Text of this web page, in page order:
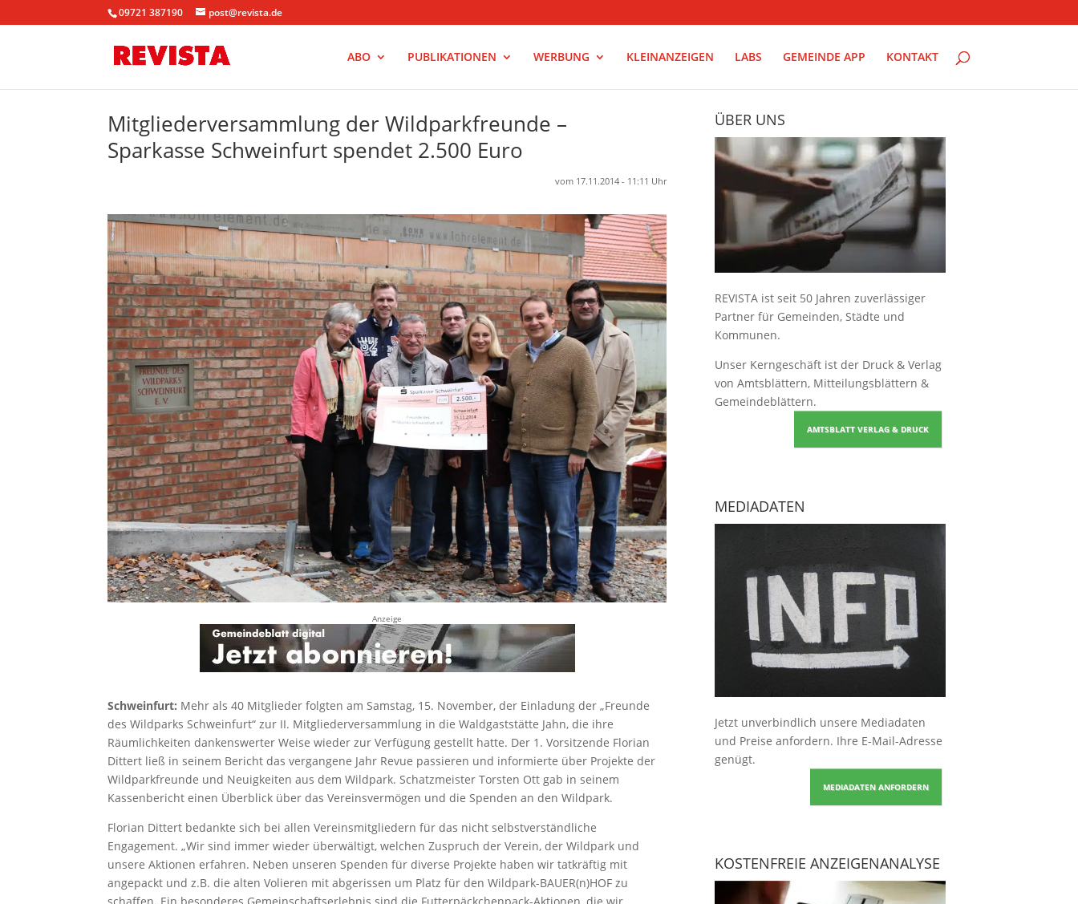
09721 387190 post@revista.de
ABO PUBLIKATIONEN WERBUNG KLEINANZEIGEN LABS GEMEINDE APP KONTAKT
Mitgliederversammlung der Wildparkfreunde –
Sparkasse Schweinfurt spendet 2.500 Euro
vom 17.11.2014 - 11:11 Uhr
Anzeige
Schweinfurt: Mehr als 40 Mitglieder folgten am Samstag, 15. November, der Einladung der „Freunde
des Wildparks Schweinfurt“ zur II. Mitgliederversammlung in die Waldgaststätte Jahn, die ihre
Räumlichkeiten dankenswerter Weise wieder zur Verfügung gestellt hatte. Der 1. Vorsitzende Florian
Dittert ließ in seinem Bericht das vergangene Jahr Revue passieren und informierte über Projekte der
Wildparkfreunde und Neuigkeiten aus dem Wildpark. Schatzmeister Torsten Ott gab in seinem
Kassenbericht einen Überblick über das Vereinsvermögen und die Spenden an den Wildpark.
Florian Dittert bedankte sich bei allen Vereinsmitgliedern für das nicht selbstverständliche
Engagement. „Wir sind immer wieder überwältigt, welchen Zuspruch der Verein, der Wildpark und
unsere Aktionen erfahren. Neben unseren Spenden für diverse Projekte haben wir tatkräftig mit
angepackt und z.B. die alten Volieren mit abgerissen um Platz für den Wildpark-BAUER(n)HOF zu
schaffen. Ein besonderes Gemeinschaftserlebnis sind die Futterpäckchenpack-Aktionen, die wir
ÜBER UNS
REVISTA ist seit 50 Jahren zuverlässiger
Partner für Gemeinden, Städte und
Kommunen.
Unser Kerngeschäft ist der Druck & Verlag
von Amtsblättern, Mitteilungsblättern &
Gemeindeblättern.
AMTSBLATT VERLAG & DRUCK
MEDIADATEN
Jetzt unverbindlich unsere Mediadaten
und Preise anfordern. Ihre E-Mail-Adresse
genügt.
MEDIADATEN ANFORDERN
KOSTENFREIE ANZEIGENANALYSE